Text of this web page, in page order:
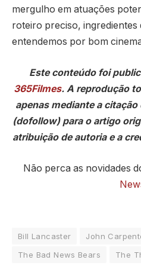
mergulho em atuações
roteiro preciso, ingredientes
entendemos por bom
Este conteúdo foi
365Filmes. A reprodução
apenas mediante a
(dofollow) para o artigo
atribuição de autoria e a
Não perca as novidades
Bill Lancaster John
The Bad News Bears
The